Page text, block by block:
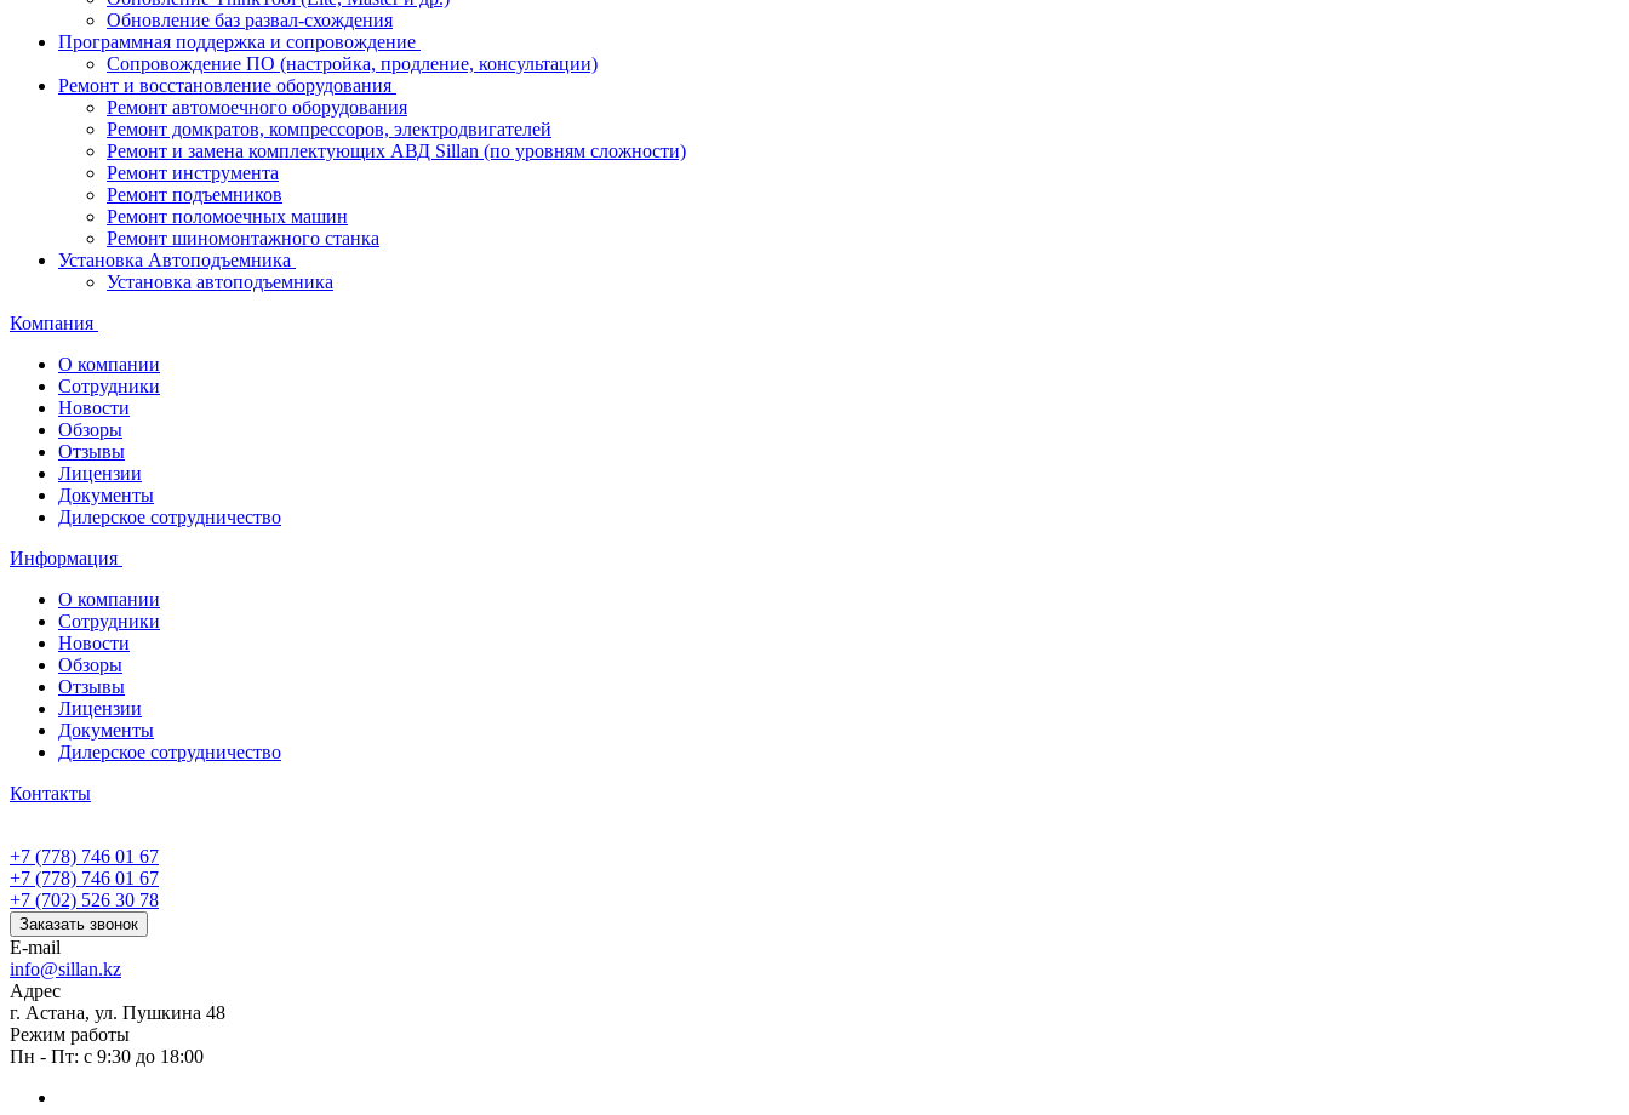
Обновление баз развал-схождения
Программная поддержка и сопровождение
Сопровождение ПО (настройка, продление, консультации)
Ремонт и восстановление оборудования
Ремонт автомоечного оборудования
Ремонт домкратов, компрессоров, электродвигателей
Ремонт и замена комплектующих АВД Sillan (по уровням сложности)
Ремонт инструмента
Ремонт подъемников
Ремонт поломоечных машин
Ремонт шиномонтажного станка
Установка Автоподъемника
Установка автоподъемника
Компания
О компании
Сотрудники
Новости
Обзоры
Отзывы
Лицензии
Документы
Дилерское сотрудничество
Информация
О компании
Сотрудники
Новости
Обзоры
Отзывы
Лицензии
Документы
Дилерское сотрудничество
Контакты
+7 (778) 746 01 67
+7 (778) 746 01 67
+7 (702) 526 30 78
Заказать звонок
E-mail
info@sillan.kz
Адрес
г. Астана, ул. Пушкина 48
Режим работы
Пн - Пт: с 9:30 до 18:00